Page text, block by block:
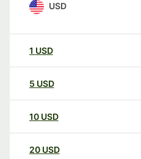
USD
1 USD
5 USD
10 USD
20 USD